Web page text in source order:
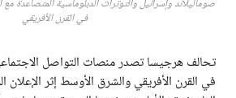
صوماليلاند وإسرائيل والتوترات الدبلوماسية المتصاعدة مع
في القرن الأفريقي
تحالف هرجيسا تصدر منصات التواصل
في القرن الأفريقي والشرق الأوسط إثر الإعلان